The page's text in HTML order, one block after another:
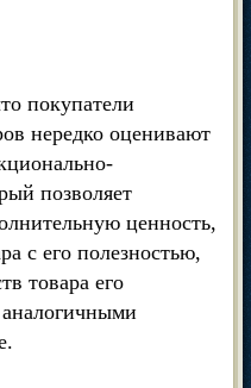
покупатели
нередко оценивают
позволяет
ценность,
с его полезностью,
товара его